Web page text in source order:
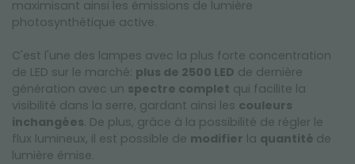
maximisant ainsi les émissions de lumière
photosynthétique active.
C'est l'une des lampes avec la plus forte concentration
de LED sur le marché: plus de 2500 LED de dernière
génération avec un spectre complet qui facilite la
visibilité dans la serre, gardant ainsi les couleurs
inchangées. De plus, grâce à la possibilité de régler le
flux lumineux, il est possible de modifier la quantité de
lumière émise.